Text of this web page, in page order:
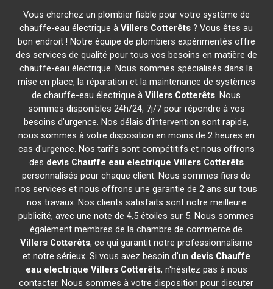
Vous cherchez un plombier fiable pour votre système de
chauffe-eau électrique àVillers Cotterêts ? Vous êtes au
bon endroit ! Notre équipe de plombiers expérimentés offre
des services de qualité pour tous vos besoins en matière de
chauffe-eau électrique. Nous sommes spécialisés dans la
mise en place, la réparation et la maintenance de systèmes
de chauffe-eau électrique àVillers Cotterêts. Nous
sommes disponibles 24h/24, 7j/7 pour répondre à vos
besoins d'urgence. Nos délais d'intervention sont rapide,
nous sommes à votre disposition en moins de 2 heures en
cas d'urgence. Nos tarifs sont compétitifs et nous offrons
des devis Chauffe eau electrique Villers Cotterêts
personnalisés pour chaque client. Nous sommes fiers de
nos services et nous offrons une garantie de 2 ans sur tous
nos travaux. Nos clients satisfaits sont notre meilleure
publicité, avec une note de 4,5 étoiles sur 5. Nous sommes
également membres de la chambre de commerce de
Villers Cotterêts, ce qui garantit notre professionnalisme
et notre sérieux. Si vous avez besoin d'un devis Chauffe
eau electrique Villers Cotterêts, n'hésitez pas à nous
contacter. Nous sommes à votre disposition pour discuter